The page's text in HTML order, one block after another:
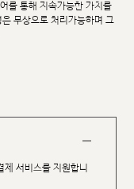
를 통해 지속가능한 가치를
무상으로 처리가능하며 그
서비스를 지원합니